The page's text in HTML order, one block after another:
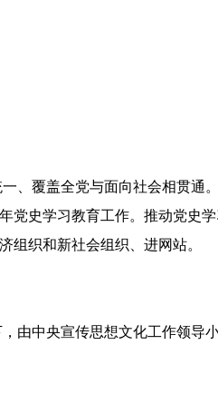
覆盖全党与面向社会相贯通
史学习教育工作。推动党史学
组织和新社会组织、进网站。
中央宣传思想文化工作领导